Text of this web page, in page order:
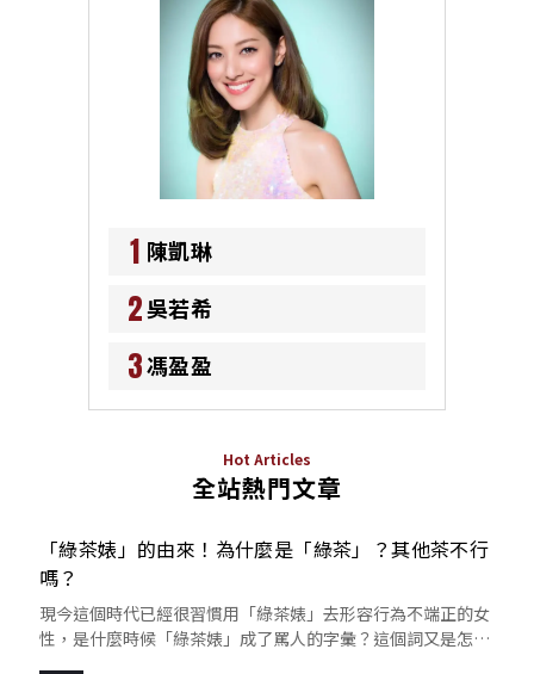
1 陳凱琳
2吳若希
3馮盈盈
Hot Articles
全站熱門文章
「綠茶婊」的由來！為什麼是「綠茶」？其他茶不行
嗎？
現今這個時代已經很習慣用「綠茶婊」去形容行為不端正的女
性，是什麼時候「綠茶婊」成了罵人的字彙？這個詞又是怎麼